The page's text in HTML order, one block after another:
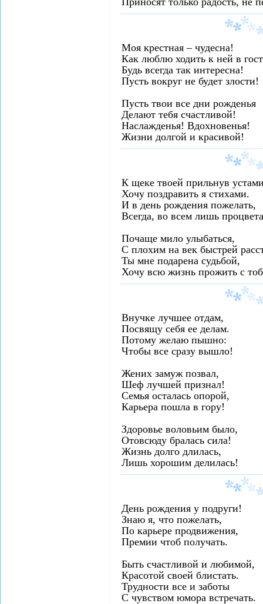
Моя крестная – чудесна!
Как люблю ходить к ней в
Будь всегда так интересна!
Пусть вокруг не будет злости!
Пусть твои все дни рожденья
Делают тебя счастливой!
Наслажденья! Вдохновенья!
Жизни долгой и красивой!
К щеке твоей прильнув
Хочу поздравить я стихами.
И в день рождения пожелать,
Всегда, во всем лишь
Почаще мило улыбаться,
С плохим на век быстрей
Ты мне подарена судьбой,
Хочу всю жизнь прожить с
Внучке лучшее отдам,
Посвящу себя ее делам.
Потому желаю пышно:
Чтобы все сразу вышло!
Жених замуж позвал,
Шеф лучшей признал!
Семья осталась опорой,
Карьера пошла в гору!
Здоровье воловьим было,
Отовсюду бралась сила!
Жизнь долго длилась,
Лишь хорошим делилась!
День рождения у подруги!
Знаю я, что пожелать,
По карьере продвижения,
Премии чтоб получать.
Быть счастливой и любимой,
Красотой своей блистать.
Трудности все и заботы
С чувством юмора встречать.